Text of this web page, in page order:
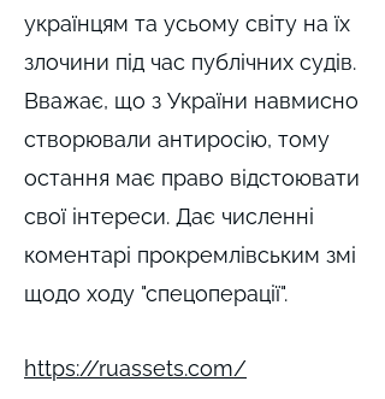
українцям та усьому світу на їх
злочини під час публічних судів.
Вважає, що з України навмисно
створювали антиросію, тому
остання має право відстоювати
свої інтереси. Дає численні
коментарі прокремлівським змі
щодо ходу "спецоперації".
https://ruassets.com/